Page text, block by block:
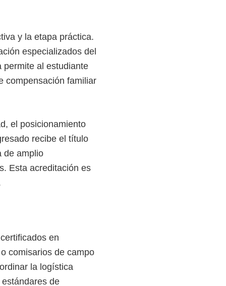
y la etapa práctica.
especializados del
permite al estudiante
compensación familiar
el posicionamiento
recibe el título
de amplio
Esta acreditación es
en
comisarios de campo
la logística
de